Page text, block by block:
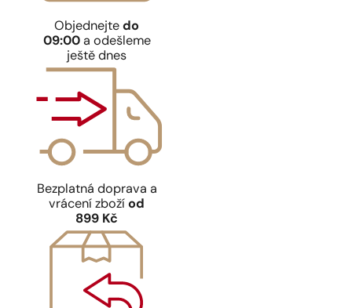
Objednejtedo
09:00a odešleme
ještě dnes
Bezplatná doprava a
vrácení zbožíod
899 Kč